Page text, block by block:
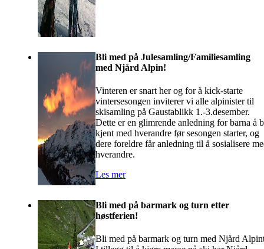
Bli med på Julesamling/Familiesamling
med Njård Alpin!
Vinteren er snart her og for å kick-starte
vintersesongen inviterer vi alle alpinister til
skisamling på Gaustablikk 1.-3.desember.
Dette er en glimrende anledning for barna å
kjent med hverandre før sesongen starter, og
dere foreldre får anledning til å sosialisere
hverandre.
Les mer
Bli med på barmark og turn etter
høstferien!
Bli med på barmark og turn med Njård